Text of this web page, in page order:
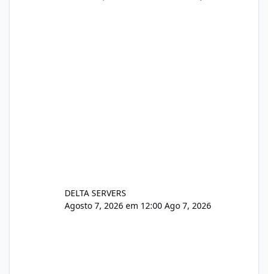
DELTA SERVERS
Agosto 7, 2026 em 12:00 Ago 7, 2026